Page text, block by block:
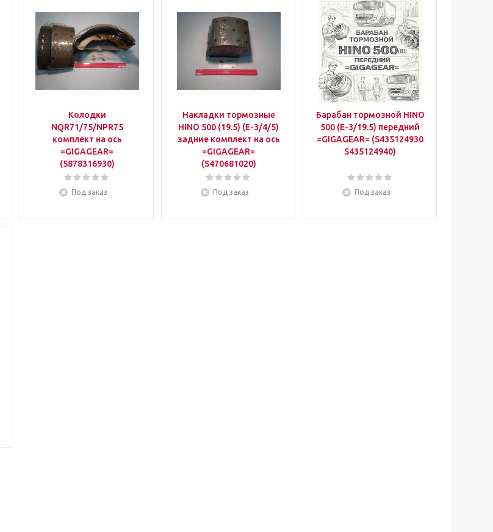
Колодки
NQR71/75/NPR75
комплект на ось
=GIGAGEAR=
(5878316930)
Под заказ
Накладки тормозные
HINO 500 (19.5) (E-3/4/5)
задние комплект на ось
=GIGAGEAR=
(S470681020)
Под заказ
Барабан тормозной HINO
500 (E-3/19.5) передний
=GIGAGEAR= (S435124930
S435124940)
Под заказ